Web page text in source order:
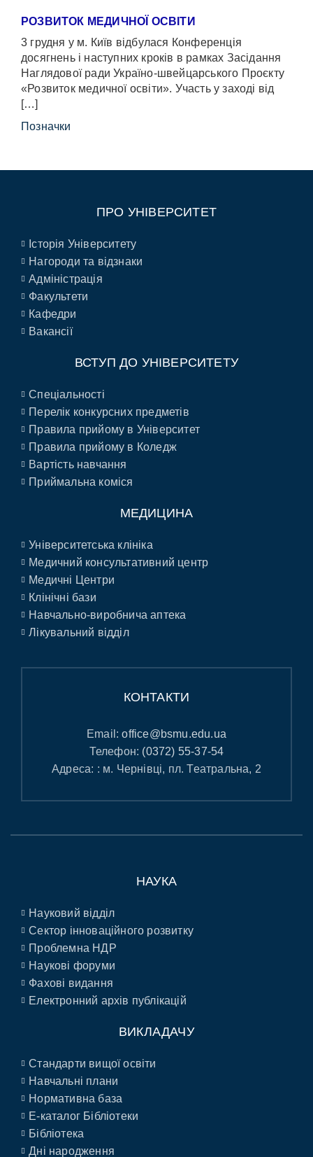
РОЗВИТОК МЕДИЧНОЇ ОСВІТИ
3 грудня у м. Київ відбулася Конференція
досягнень і наступних кроків в рамках Засідання
Наглядової ради Україно-швейцарського Проєкту
«Розвиток медичної освіти». Участь у заході від
[…]
Позначки
ПРО УНІВЕРСИТЕТ
Історія Університету
Нагороди та відзнаки
Адміністрація
Факультети
Кафедри
Вакансії
ВСТУП ДО УНІВЕРСИТЕТУ
Спеціальності
Перелік конкурсних предметів
Правила прийому в Університет
Правила прийому в Коледж
Вартість навчання
Приймальна коміся
МЕДИЦИНА
Університетська клініка
Медичний консультативний центр
Медичні Центри
Клінічні бази
Навчально-виробнича аптека
Лікувальний відділ
КОНТАКТИ
Email:office@bsmu.edu.ua
Телефон: (0372) 55-37-54
Адреса: : м. Чернівці, пл. Театральна, 2
НАУКА
Науковий відділ
Сектор інноваційного розвитку
Проблемна НДР
Наукові форуми
Фахові видання
Електронний архів публікацій
ВИКЛАДАЧУ
Стандарти вищої освіти
Навчальні плани
Нормативна база
E-каталог Бібліотеки
Бібліотека
Дні народження